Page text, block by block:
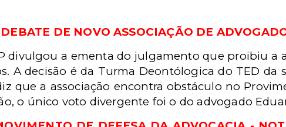
DE NOVO ASSOCIAÇÃO DE
divulgou a ementa do julgamento que proibiu a
A decisão é da Turma Deontólogica do TED da
que a associação encontra obstáculo no
o único voto divergente foi o do advogado